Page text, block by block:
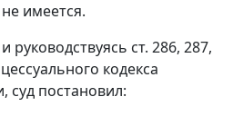
имеется.
руководствуясь ст. 286, 287,
кодекса
суд постановил: